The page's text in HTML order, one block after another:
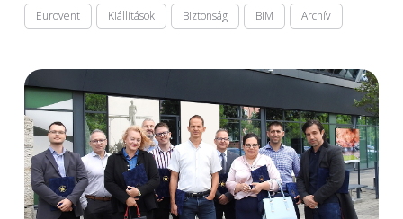
Eurovent
Kiállítások Biztonság BIM Archív